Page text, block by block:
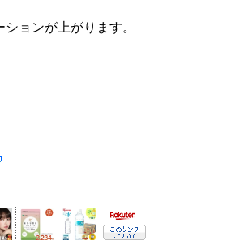
ョンが上がります。